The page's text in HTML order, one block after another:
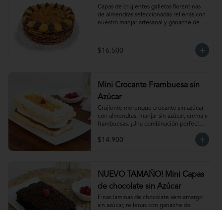
Capas de crujientes galletas florentinas
de almendras seleccionadas rellenas con
nuestro manjar artesanal y ganache de
recomienda descongelar 1 hora
refrigerada antes de servir. Para
trazas.
$16.500
Mini Crocante Frambuesa sin
Azúcar
Crujiente merengue crocante sin azúcar
con almendras, manjar sin azúcar, crema y
frambuesas. ¡Una combinación perfecta!
Para 6 personas. Producto congelado, se
recomienda descongelar de 1 hora a
$14.900
NUEVO TAMAÑO! Mini Capas
de chocolate sin Azúcar
Finas láminas de chocolate semiamargo
sin azúcar, rellenas con ganache de